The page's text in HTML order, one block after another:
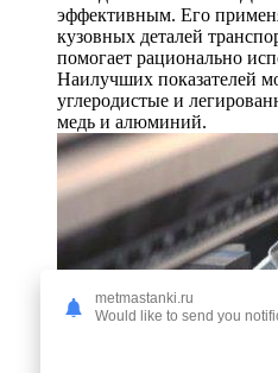
эффективным. Его
кузовных деталей
помогает рационально
Наилучших показателей
углеродистые и
медь и алюминий.
metmastanki.ru
Would like to send you